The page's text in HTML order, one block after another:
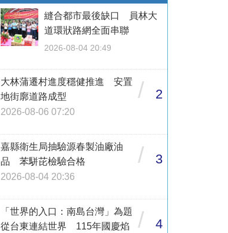
縫合都市最後缺口 員林大
道環狀路網全面串聯
2026-08-04 20:49
大林蒲遷村進度穩健推進 安置
地街廓道路成型
2026-08-06 07:20
/ 2
嘉縣衛生局抽驗源春製油廠油
品 苯駢芘檢驗合格
2026-08-04 20:36
/ 3
「世界的入口：南島台灣」為題
從台東連結世界 115年國慶焰
/ 4